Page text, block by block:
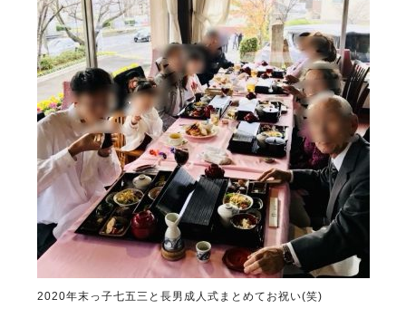
2020年末っ子七五三と長男成人式まとめてお祝い(笑)